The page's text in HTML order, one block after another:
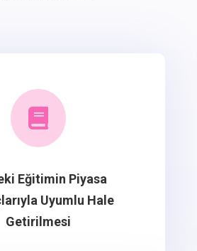

Eğitimin Piyasa
Uyumlu Hale
Getirilmesi